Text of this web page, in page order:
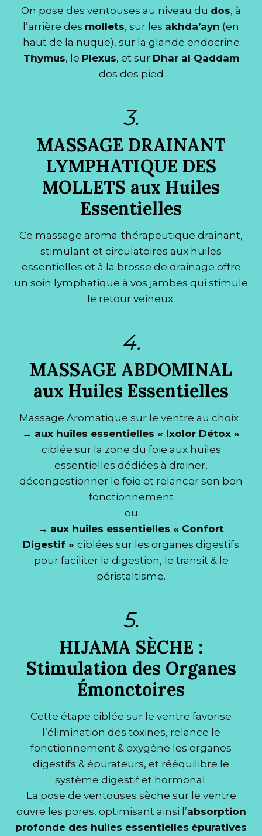
On pose des ventouses au niveau du dos, à
l’arrière des mollets, sur les akhda’ayn (en
haut de la nuque), sur la glande endocrine
Thymus, le Plexus, et sur Dhar al Qaddam
dos des pied
3.
MASSAGE DRAINANT
LYMPHATIQUE DES
MOLLETS aux Huiles
Essentielles
Ce massage aroma-thérapeutique drainant,
stimulant et circulatoires aux huiles
essentielles et à la brosse de drainage offre
un soin lymphatique à vos jambes qui stimule
le retour veineux.
4.
MASSAGE ABDOMINAL
aux Huiles Essentielles
Massage Aromatique sur le ventre au choix :
→ aux huiles essentielles « Ixolor Détox »
ciblée sur la zone du foie aux huiles
essentielles dédiées à drainer,
décongestionner le foie et relancer son bon
fonctionnement
ou
→ aux huiles essentielles « Confort
Digestif » ciblées sur les organes digestifs
pour faciliter la digestion, le transit & le
péristaltisme.
5.
HIJAMA SÈCHE :
Stimulation des Organes
Émonctoires
Cette étape ciblée sur le ventre favorise
l’élimination des toxines, relance le
fonctionnement & oxygène les organes
digestifs & épurateurs, et rééquilibre le
système digestif et hormonal.
La pose de ventouses sèche sur le ventre
ouvre les pores, optimisant ainsi l’absorption
profonde des huiles essentielles épuratives